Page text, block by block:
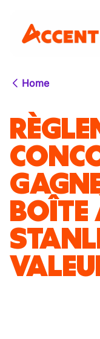
Home
BOÎTE